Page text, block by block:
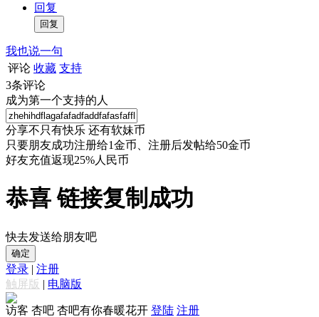
回复
我也说一句
评论 收藏 支持
3条评论
成为第一个支持的人
分享不只有快乐 还有软妹币
只要朋友成功注册给1金币、注册后发帖给50金币
好友充值返现25%人民币
恭喜 链接复制成功
快去发送给朋友吧
确定
登录 | 注册
触屏版 | 电脑版
访客 杏吧 杏吧有你春暖花开 登陆 注册